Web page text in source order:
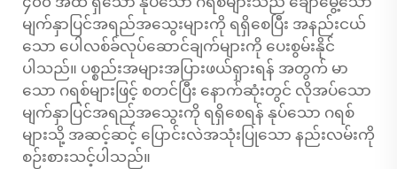
မျက်နှာပြင်အရည်အသွေးများကို ရရှိစေပြီး အနည်းငယ်
သော ပေါလစ်ခ်လုပ်ဆောင်ချက်များကို ပေးစွမ်းနိုင်
ပါသည်။ ပစ္စည်းအများအပြားဖယ်ရှားရန် အတွက် မာ
သော ဂရစ်များဖြင့် စတင်ပြီး နောက်ဆုံးတွင် လိုအပ်သော
မျက်နှာပြင်အရည်အသွေးကို ရရှိစေရန် နုပ်သော ဂရစ်
များသို့ အဆင့်ဆင့် ပြောင်းလဲအသုံးပြုသော နည်းလမ်းကို
စဉ်းစားသင့်ပါသည်။